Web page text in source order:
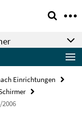
Einrichtungen